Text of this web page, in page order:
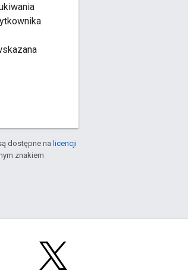
dostępne na licencji
znakiem